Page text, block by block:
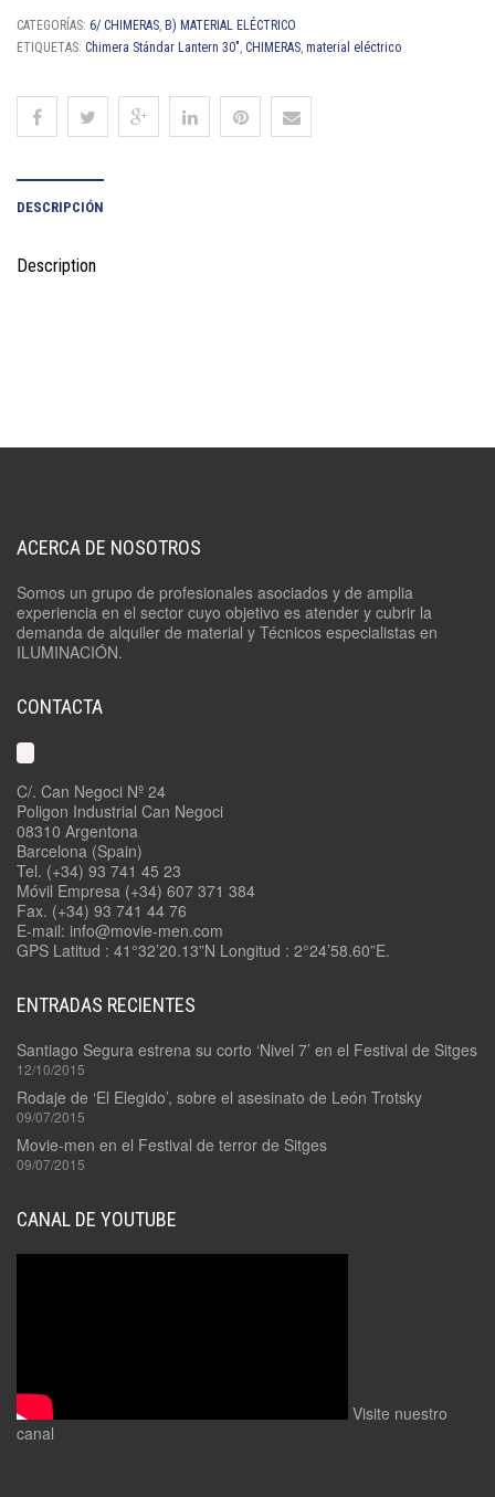
CATEGORÍAS: 6/ CHIMERAS, B) MATERIAL ELÉCTRICO
ETIQUETAS: Chimera Stándar Lantern 30", CHIMERAS, material eléctrico
DESCRIPCIÓN
Description
ACERCA DE NOSOTROS
Somos un grupo de profesionales asociados y de amplia
experiencia en el sector cuyo objetivo es atender y cubrir la
demanda de alquiler de material y Técnicos especialistas en
ILUMINACIÓN.
CONTACTA
C/. Can Negoci Nº 24
Poligon Industrial Can Negoci
08310 Argentona
Barcelona (Spain)
Tel. (+34) 93 741 45 23
Móvil Empresa (+34) 607 371 384
Fax. (+34) 93 741 44 76
E-mail: info@movie-men.com
GPS Latitud : 41°32’20.13”N Longitud : 2°24’58.60”E.
ENTRADAS RECIENTES
Santiago Segura estrena su corto ‘Nivel 7’ en el Festival de Sitges
12/10/2015
Rodaje de ‘El Elegido’, sobre el asesinato de León Trotsky
09/07/2015
Movie-men en el Festival de terror de Sitges
09/07/2015
CANAL DE YOUTUBE
Visite nuestro
canal